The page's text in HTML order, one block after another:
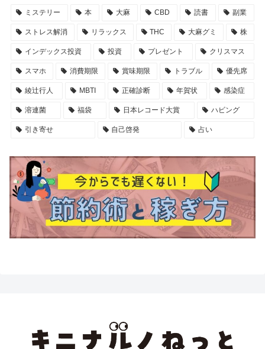
ミステリー 本 大麻 CBD 読書 副業
ストレス解消 リラックス THC 大麻グミ 株
インデックス投資 投資 プレゼント クリスマス
スマホ 消費期限 賞味期限 トラブル 優先席
綾辻行人 MBTI 正確診断 年賀状 感染症
溶連菌 福袋 日本レコード大賞 ハビング
引き寄せ 自己啓発 占い